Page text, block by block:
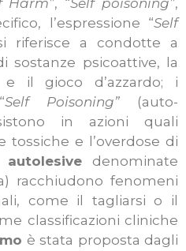
Harm”, “Self poisoning”,
l’espressione “Self
riferisce a condotte a
sostanze psicoattive, la
e il gioco d’azzardo; i
Self Poisoning”(auto-
in azioni quali
tossiche e l’overdose di
denominate
racchiudono fenomeni
come il tagliarsi o il
classificazioni cliniche
è stata proposta dagli